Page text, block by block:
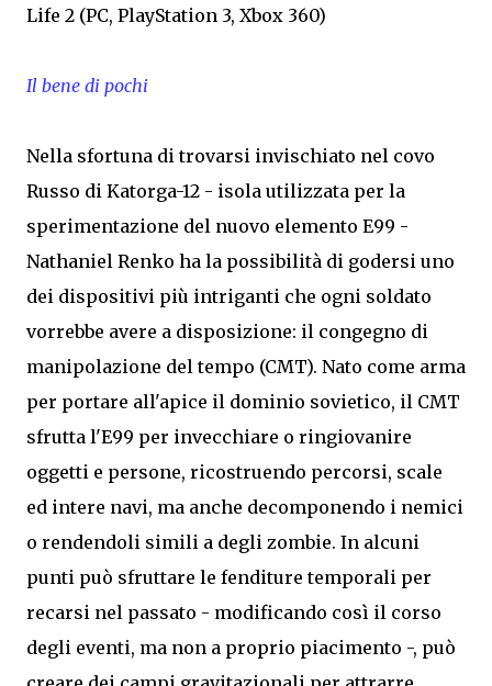
Life 2 (PC, PlayStation 3, Xbox 360)
Il bene di pochi
Nella sfortuna di trovarsi invischiato nel covo
Russo di Katorga-12 - isola utilizzata per la
sperimentazione del nuovo elemento E99 -
Nathaniel Renko ha la possibilità di godersi uno
dei dispositivi più intriganti che ogni soldato
vorrebbe avere a disposizione: il congegno di
manipolazione del tempo (CMT). Nato come arma
per portare all'apice il dominio sovietico, il CMT
sfrutta l'E99 per invecchiare o ringiovanire
oggetti e persone, ricostruendo percorsi, scale
ed intere navi, ma anche decomponendo i nemici
o rendendoli simili a degli zombie. In alcuni
punti può sfruttare le fenditure temporali per
recarsi nel passato - modificando così il corso
degli eventi, ma non a proprio piacimento -, può